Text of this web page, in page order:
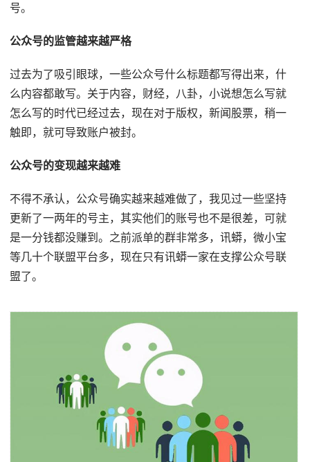
号。
公众号的监管越来越严格
过去为了吸引眼球，一些公众号什么标题都写得出来，什
么内容都敢写。关于内容，财经，八卦，小说想怎么写就
怎么写的时代已经过去，现在对于版权，新闻股票，稍一
触即，就可导致账户被封。
公众号的变现越来越难
不得不承认，公众号确实越来越难做了，我见过一些坚持
更新了一两年的号主，其实他们的账号也不是很差，可就
是一分钱都没赚到。之前派单的群非常多，讯蟒，微小宝
等几十个联盟平台多，现在只有讯蟒一家在支撑公众号联
盟了。